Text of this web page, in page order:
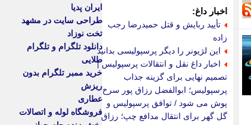
اخبار داغ:
تأیید ربایش و قتل حمیدرضا رجب
زاده
این لژیونر را دیگر پرسپولیسی بدانید
اخبار داغ نقل و انتقالات پرسپولیس |
تصمیم نهایی برای گزینه جذاب
پرسپولیس؛ ابوالفضل رزاق پور سرخ
پوش می شود / توافق پرسپولیس و
گل گهر برای انتقال مدافع چپ؛ رزاق
ایران پدیا
طراحی سایت در مشهد
تخت نوزاد
دانلود تلگرام و تلگرام
طلایی
خرید ممبر تلگرام بدون
ریزش
عطاری
فروشگاه لوله و اتصالات